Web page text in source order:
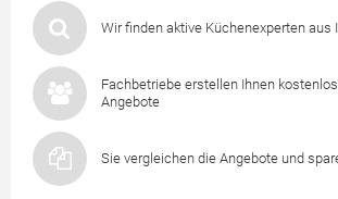
Wir finden aktive Küchenexperten aus
Fachbetriebe erstellen Ihnen
Angebote
Sie vergleichen die Angebote und